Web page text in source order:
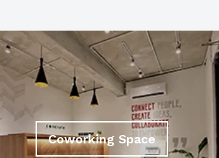
Coworking Space